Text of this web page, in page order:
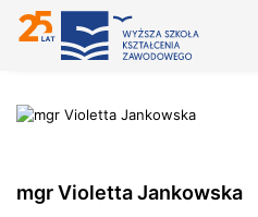
mgr Violetta Jankowska